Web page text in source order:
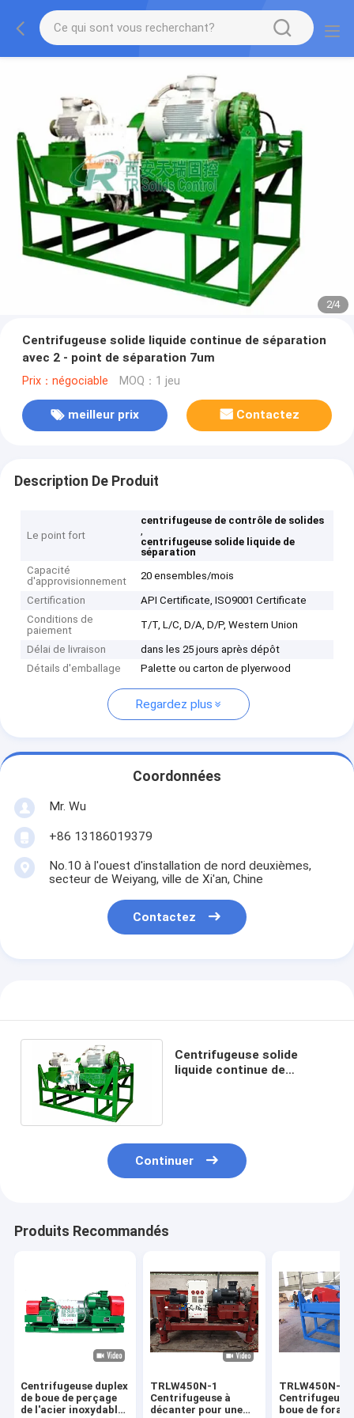
2/4
Centrifugeuse solide liquide continue de séparation
avec 2 - point de séparation 7um
Prix：négociable MOQ：1 jeu
meilleur prix Contactez
Description De Produit
Le point fort
centrifugeuse de contrôle de solides
,
centrifugeuse solide liquide de
séparation
Capacité
d'approvisionnement
20 ensembles/mois
Certification
API Certificate, ISO9001 Certificate
Conditions de
paiement
T/T, L/C, D/A, D/P, Western Union
Délai de livraison
dans les 25 jours après dépôt
Détails d'emballage
Palette ou carton de plyerwood
Regardez plus
Coordonnées
Mr. Wu
+86 13186019379
No.10 à l'ouest d'installation de nord deuxièmes,
secteur de Weiyang, ville de Xi'an, Chine
Contactez
Centrifugeuse solide
liquide continue de
Continuer
Produits Recommandés
Centrifugeuse duplex
de boue de perçage
de l'acier inoxydable
TRLW450N-1
Centrifugeuse à
décanter pour une
TRLW450N-2
Centrifugeuse
boue de